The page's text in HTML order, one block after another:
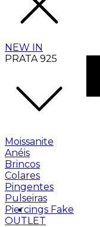
NEW IN
PRATA 925
Moissanite
Anéis
Brincos
Colares
Pingentes
Pulseiras
Piercings Fake
OUTLET